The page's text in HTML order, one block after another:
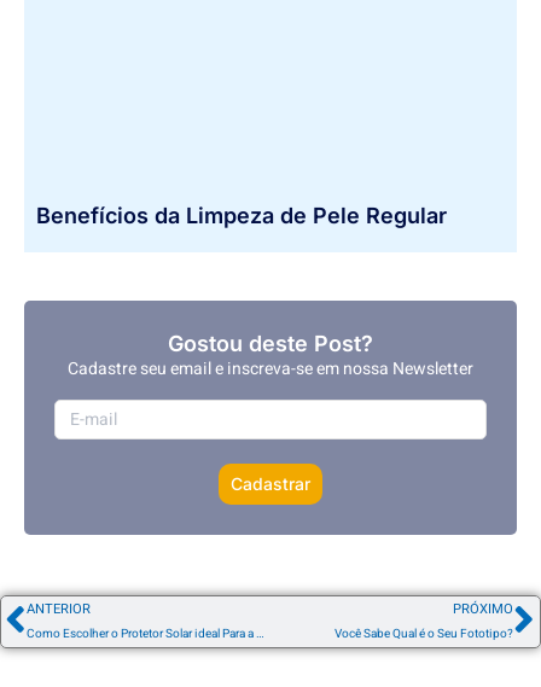
Benefícios da Limpeza de Pele Regular
Gostou deste Post?
Cadastre seu email e inscreva-se em nossa Newsletter
Cadastrar
ANTERIOR
Como Escolher o Protetor Solar ideal Para a sua Pele
PRÓXIMO
Você Sabe Qual é o Seu Fototipo?